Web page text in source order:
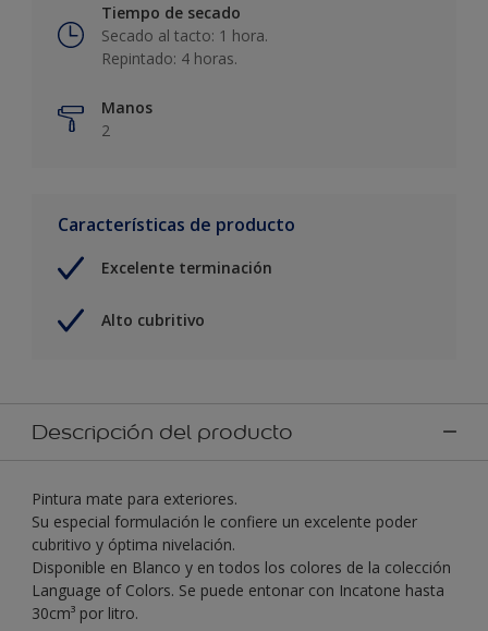
Tiempo de secado
Secado al tacto: 1 hora.
Repintado: 4 horas.
Manos
2
Características de producto
Excelente terminación
Alto cubritivo
Descripción del producto
Pintura mate para exteriores.
Su especial formulación le confiere un excelente poder
cubritivo y óptima nivelación.
Disponible en Blanco y en todos los colores de la colección
Language of Colors. Se puede entonar con Incatone hasta
30cm³ por litro.